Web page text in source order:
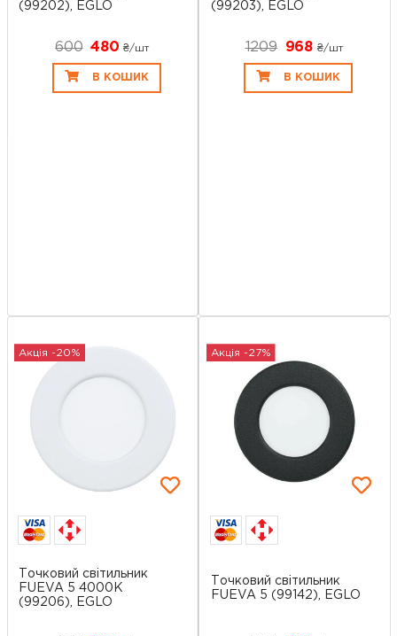
(99202), EGLO
600 480₴/шт
В КОШИК
(99203), EGLO
1209 968 ₴/шт
В КОШИК
Акція -20%
Точковий світильник
FUEVA 5 4000K
(99206), EGLO
Акція -27%
Точковий світильник
FUEVA 5 (99142), EGLO